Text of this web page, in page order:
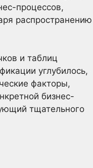
процессов,
распространению
и таблиц
углубилось,
факторы,
бизнес-
тщательного